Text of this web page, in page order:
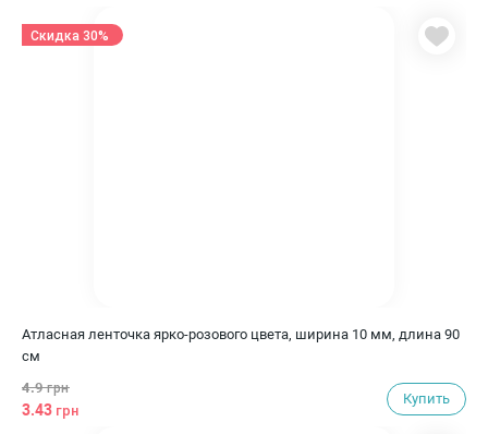
Атласная ленточка ярко-розового цвета, ширина 10 мм, длина 90
см
4.9грн
3.43 грн
Купить
Скидка 30%